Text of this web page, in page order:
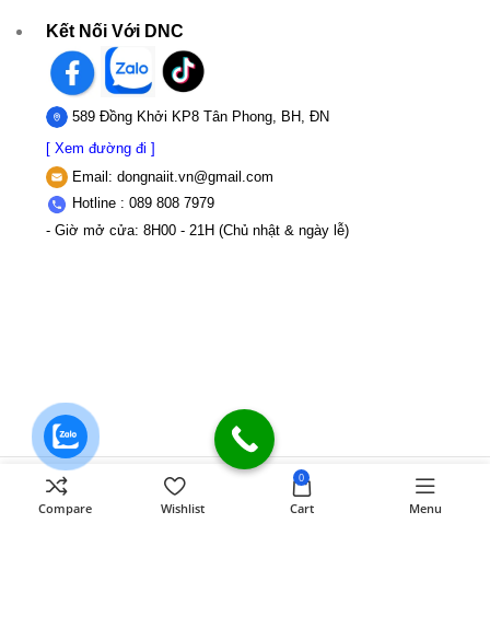
Kết Nối Với DNC
589 Đồng Khởi KP8 Tân Phong, BH, ĐN
[ Xem đường đi ]
Email: dongnaiit.vn@gmail.com
Hotline : 089 808 7979
- Giờ mở cửa: 8H00 - 21H (Chủ nhật & ngày lễ)
CÔNG TY TNHH VI TÍNH ĐỒNG NAI
589,Đồng Khởi, KP8, P.Tân Triều, Tỉnh
Compare Wishlist
0
Cart Menu